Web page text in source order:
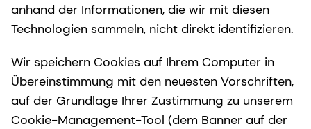
anhand der Informationen, die wir mit diesen
Technologien sammeln, nicht direkt identifizieren.
Wir speichern Cookies auf Ihrem Computer in
Übereinstimmung mit den neuesten Vorschriften,
auf der Grundlage Ihrer Zustimmung zu unserem
Cookie-Management-Tool (dem Banner auf der